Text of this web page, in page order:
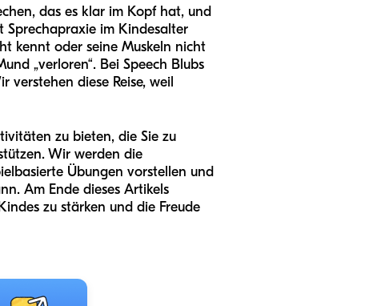
das es klar im Kopf hat, und
Sprechapraxie im Kindesalter
kennt oder seine Muskeln nicht
„verloren“. Bei Speech Blubs
diese Reise, weil
zu bieten, die Sie zu
Wir werden die
Übungen vorstellen und
Am Ende dieses Artikels
zu stärken und die Freude